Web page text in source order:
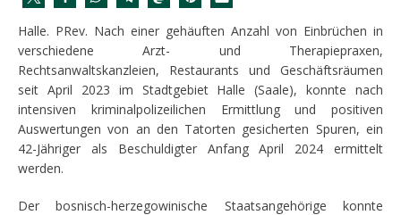
Halle. PRev. Nach einer gehäuften Anzahl von Einbrüchen in
verschiedene Arzt- und Therapiepraxen,
Rechtsanwaltskanzleien, Restaurants und Geschäftsräumen
seit April 2023 im Stadtgebiet Halle (Saale), konnte nach
intensiven kriminalpolizeilichen Ermittlung und positiven
Auswertungen von an den Tatorten gesicherten Spuren, ein
42-Jähriger als Beschuldigter Anfang April 2024 ermittelt
werden.
Der bosnisch-herzegowinische Staatsangehörige konnte